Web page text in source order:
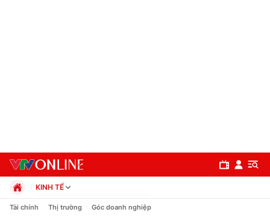
KINH TẾ
Chính trị
Tài chính Thị trường Góc doanh nghiệp